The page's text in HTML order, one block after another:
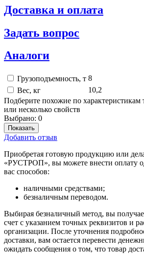
Доставка и оплата
Задать вопрос
Аналоги
Грузоподъемность, т 8
Вес, кг
10,2
Подберите похожие по
или несколько свойств
Выбрано: 0
Показать
Добавить отзыв
Приобретая готовую продукцию или
«РУСТРОП», вы можете внести оплату
вас способов:
наличными средствами;
безналичным переводом.
Выбирая безналичный метод, вы
счет с указанием точных реквизитов и
организации. После уточнения
доставки, вам остается перевести
ожидать сообщения о том, что товар